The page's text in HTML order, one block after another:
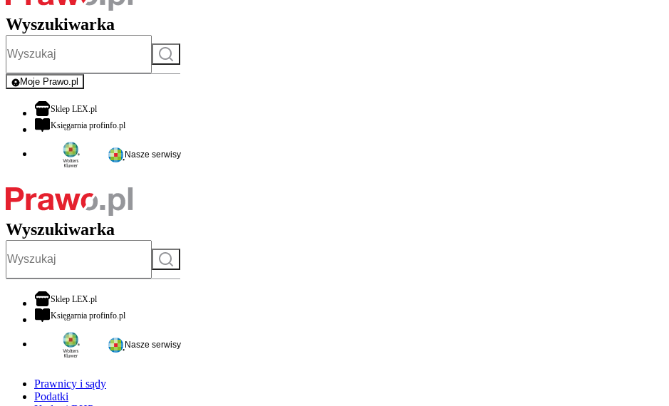
Wyszukiwarka
Szukaj
Moje Prawo.pl
- rejestracja i logowanie do serwisu
Sklep LEX.plotwiera się w nowej karcie
Księgarnia profinfo.plotwiera się w nowej karcie
Nasze serwisy
Wyszukiwarka
Szukaj
Sklep LEX.plotwiera się w nowej karcie
Księgarnia profinfo.plotwiera się w nowej karcie
Nasze serwisy
Prawnicy i sądy
Podatki